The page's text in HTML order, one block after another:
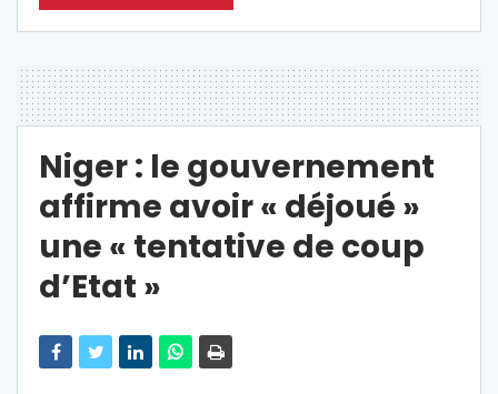
Niger : le gouvernement
affirme avoir « déjoué »
une « tentative de coup
d’Etat »